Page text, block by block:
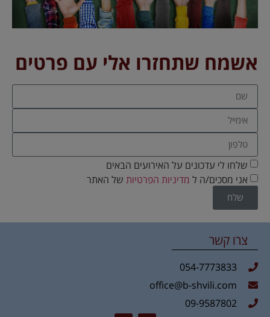
אשמח שתחזרו אלי עם פרטים
שלחו לי עדכונים על האירועים הבאים
אני מסכים/ה ל מדיניות הפרטיות של האתר
שלח
צרו קשר
054-7773833
office@b-shvili.com
09-9587802